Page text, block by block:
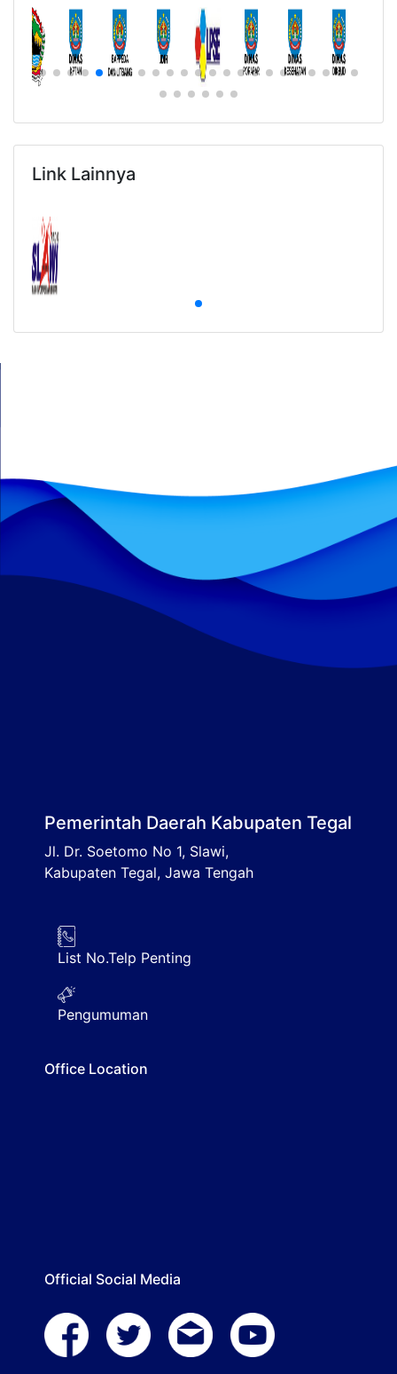
Link Lainnya
Pemerintah Daerah Kabupaten Tegal
Jl. Dr. Soetomo No 1, Slawi,
Kabupaten Tegal, Jawa Tengah
List No.Telp Penting
Pengumuman
Office Location
Official Social Media